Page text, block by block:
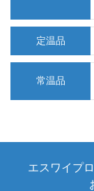
定温品
常温品
エスワイプ